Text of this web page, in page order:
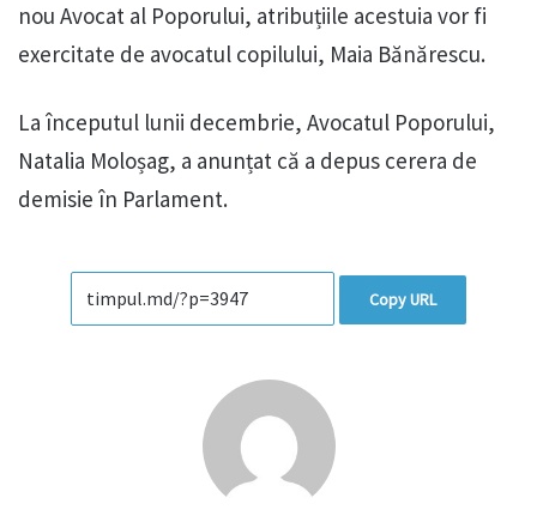
nou Avocat al Poporului, atribuțiile acestuia vor fi
exercitate de avocatul copilului, Maia Bănărescu.
La începutul lunii decembrie, Avocatul Poporului,
Natalia Moloșag, a anunțat că a depus cerera de
demisie în Parlament.
Copy URL